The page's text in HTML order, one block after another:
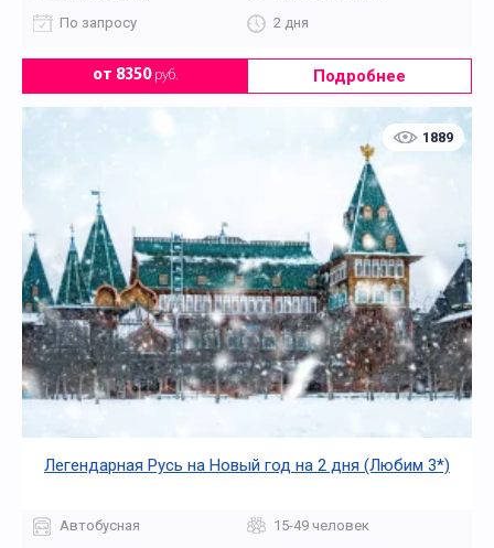
По запросу
2 дня
от 8350руб. Подробнее
1889
Легендарная Русь на Новый год на 2 дня (Любим 3*)
Автобусная
15-49 человек